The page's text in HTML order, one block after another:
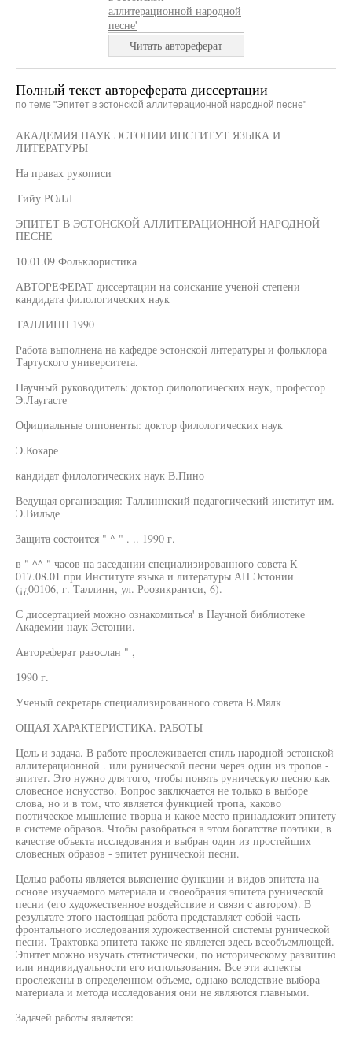
Читать автореферат
Полный текст автореферата диссертации
по теме "Эпитет в эстонской аллитерационной народной песне"
АКАДЕМИЯ НАУК ЭСТОНИИ ИНСТИТУТ ЯЗЫКА И
ЛИТЕРАТУРЫ
На правах рукописи
Тийу РОЛЛ
ЭПИТЕТ В ЭСТОНСКОЙ АЛЛИТЕРАЦИОННОЙ НАРОДНОЙ
ПЕСНЕ
10.01.09 Фольклористика
АВТОРЕФЕРАТ диссертации на соискание ученой степени
кандидата филологических наук
ТАЛЛИНН 1990
Работа выполнена на кафедре эстонской литературы и фольклора
Тартуского университета.
Научный руководитель: доктор филологических наук, профессор
Э.Лаугасте
Официальные оппоненты: доктор филологических наук
Э.Кокаре
кандидат филологических наук В.Пино
Ведущая организация: Таллиннский педагогический институт им.
Э.Вильде
Защита состоится " ^ " . .. 1990 г.
в " ^^ " часов на заседании специализированного совета К
017.08.01 при Институте языка и литературы АН Эстонии
(¡¿00106, г. Таллинн, ул. Роозикрантси, 6).
С диссертацией можно ознакомиться' в Научной библиотеке
Академии наук Эстонии.
Автореферат разослан " ,
1990 г.
Ученый секретарь специализированного совета В.Мялк
ОЩАЯ ХАРАКТЕРИСТИКА. РАБОТЫ
Цель и задача. В работе прослеживается стиль народной эстонской
аллитерационной . или рунической песни через один из тропов -
эпитет. Это нужно для того, чтобы понять руническую песню как
словесное иснусство. Вопрос заключается не только в выборе
слова, но и в том, что является функцией тропа, каково
поэтическое мышление творца и какое место принадлежит эпитету
в системе образов. Чтобы разобраться в этом богатстве поэтики, в
качестве объекта исследования и выбран один из простейших
словесных образов - эпитет рунической песни.
Целью работы является выяснение функции и видов эпитета на
основе изучаемого материала и своеобразия эпитета рунической
песни (его художественное воздействие и связи с автором). В
результате этого настоящая работа представляет собой часть
фронтального исследования художественной системы рунической
песни. Трактовка эпитета также не является здесь всеобъемлющей.
Эпитет можно изучать статистически, по историческому развитию
или индивидуальности его использования. Все эти аспекты
прослежены в определенном объеме, однако вследствие выбора
материала и метода исследования они не являются главными.
Задачей работы является: